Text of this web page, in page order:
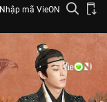
Nhập mã VieON